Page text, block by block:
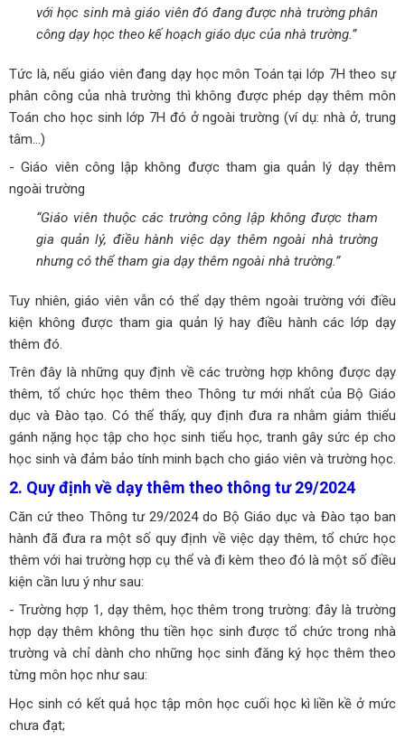
với học sinh mà giáo viên đó đang được nhà trường phân
công dạy học theo kế hoạch giáo dục của nhà trường.”
Tức là, nếu giáo viên đang dạy học môn Toán tại lớp 7H theo sự
phân công của nhà trường thì không được phép dạy thêm môn
Toán cho học sinh lớp 7H đó ở ngoài trường (ví dụ: nhà ở, trung
tâm…)
- Giáo viên công lập không được tham gia quản lý dạy thêm
ngoài trường
“Giáo viên thuộc các trường công lập không được tham
gia quản lý, điều hành việc dạy thêm ngoài nhà trường
nhưng có thể tham gia dạy thêm ngoài nhà trường.”
Tuy nhiên, giáo viên vẫn có thể dạy thêm ngoài trường với điều
kiện không được tham gia quản lý hay điều hành các lớp dạy
thêm đó.
Trên đây là những quy định về các trường hợp không được dạy
thêm, tổ chức học thêm theo Thông tư mới nhất của Bộ Giáo
dục và Đào tạo. Có thể thấy, quy định đưa ra nhằm giảm thiểu
gánh nặng học tập cho học sinh tiểu học, tranh gây sức ép cho
học sinh và đảm bảo tính minh bạch cho giáo viên và trường học.
2. Quy định về dạy thêm theo thông tư 29/2024
Căn cứ theo Thông tư 29/2024 do Bộ Giáo dục và Đào tạo ban
hành đã đưa ra một số quy định về việc dạy thêm, tổ chức học
thêm với hai trường hợp cụ thể và đi kèm theo đó là một số điều
kiện cần lưu ý như sau:
- Trường hợp 1, dạy thêm, học thêm trong trường: đây là trường
hợp dạy thêm không thu tiền học sinh được tổ chức trong nhà
trường và chỉ dành cho những học sinh đăng ký học thêm theo
từng môn học như sau:
Học sinh có kết quả học tập môn học cuối học kì liền kề ở mức
chưa đạt;